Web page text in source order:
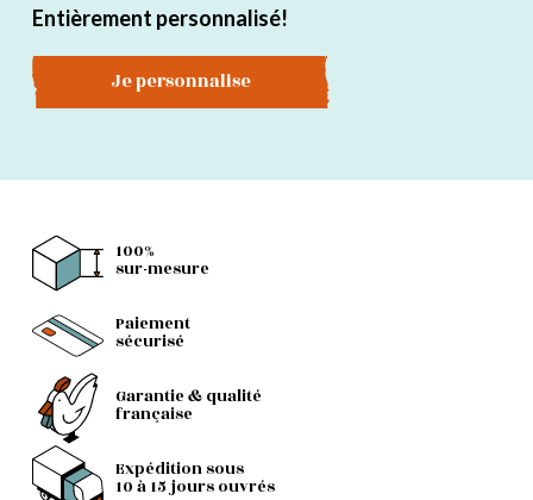
Entièrement personnalisé!
Je personnalise
100%
sur-mesure
Paiement
sécurisé
Garantie & qualité
française
Expédition sous
10 à 15 jours ouvrés